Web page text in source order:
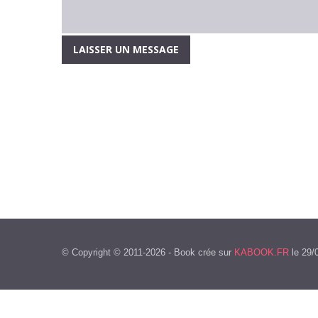
© Copyright © 2011-2026 - Book crée sur KABOOK.FR le 29/